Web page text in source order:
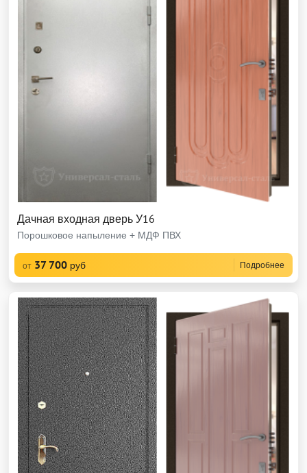
Дачная входная дверь У16
Порошковое напыление + МДФ ПВХ
от 37 700 руб Подробнее